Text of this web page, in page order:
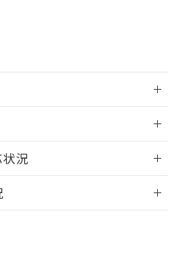
。
イン/会員登録
況
凡例
機能（部品リスト作成サー
品リストについて、当社
共同利用者が、当社の製
要な範囲で利用すること
さい。
利用者とは、"個人情報
書ダウンロード
書をダウンロードするこ
物質）の非含有証明書
意味します。
す。当社販売部門へお問
産機種、また在庫状況の